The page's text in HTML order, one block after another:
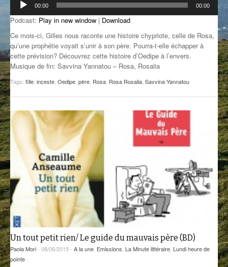
IL ÉTAIT UNE FOIS
L’ASTUCE DE LA PORTE EN BOIS
LA SOUTERRAINE
MUSIQUE DES ANTIPODES
NOS ANCIENS
SONORIK
THEME FORCE
ZIRCONIUM
ANCIENNES ÉMISSIONS
audio
00:00 00:00
Podcast: Play in new window | Download
Ce mois-ci, Gilles nous raconte une histoire chypriote, celle de Rosa,
qu’une prophétie voyait s’unir à son père. Pourra-t-elle échapper à
cette prévision? Découvrez cette histoire d’Oedipe à l’envers.
Musique de fin: Savvina Yannatou – Rosa, Rosalia
Tags: fille inceste Oedipe père Rosa Rosa Rosalia Savvina Yannatou
Un tout petit rien/ Le guide du mauvais père (BD)
Paola Mori- 08/06/2015 - A la une Emissions La Minute littéraire Lundi heure de
pointe